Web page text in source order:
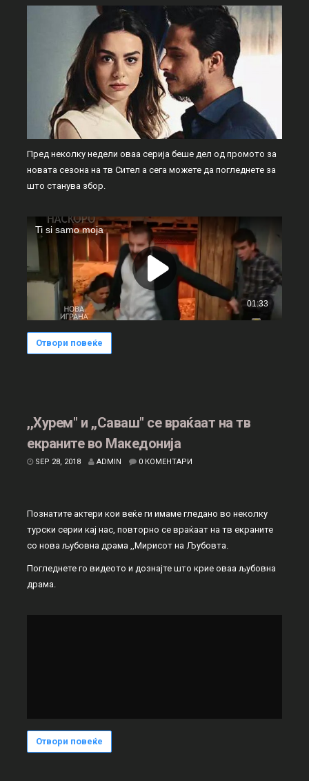
Пред неколку недели оваа серија беше дел од промото за
новата сезона на тв Сител а сега можете да погледнете за
што станува збор.
Отвори повеќе
,,Хурем" и ,,Саваш" се враќаат на тв
екраните во Македонија
SEP 28, 2018 ADMIN 0 КОМЕНТАРИ
Познатите актери кои веќе ги имаме гледано во неколку
турски серии кај нас, повторно се враќаат на тв екраните
со нова љубовна драма ,,Мирисот на Љубовта.
Погледнете го видеото и дознајте што крие оваа љубовна
драма.
Отвори повеќе